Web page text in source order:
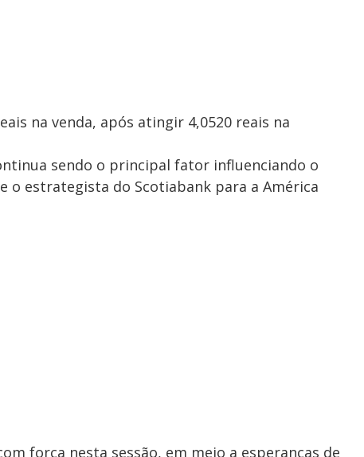
na venda, após atingir 4,0520 reais na
sendo o principal fator influenciando o
o estrategista do Scotiabank para a América
força nesta sessão, em meio a esperanças de